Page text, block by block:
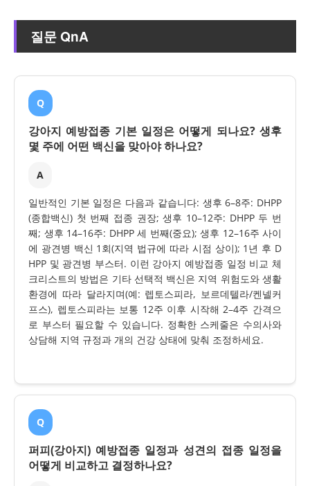
질문 QnA
Q
강아지 예방접종 기본 일정은 어떻게 되나요? 생후
몇 주에 어떤 백신을 맞아야 하나요?
A
일반적인 기본 일정은 다음과 같습니다: 생후 6–8주: DHPP
(종합백신) 첫 번째 접종 권장; 생후 10–12주: DHPP 두 번
째; 생후 14–16주: DHPP 세 번째(중요); 생후 12–16주 사이
에 광견병 백신 1회(지역 법규에 따라 시점 상이); 1년 후 D
HPP 및 광견병 부스터. 이런 강아지 예방접종 일정 비교 체
크리스트의 방법은 기타 선택적 백신은 지역 위험도와 생활
환경에 따라 달라지며(예: 렙토스피라, 보르데텔라/켄넬커
프스), 렙토스피라는 보통 12주 이후 시작해 2–4주 간격으
로 부스터 필요할 수 있습니다. 정확한 스케줄은 수의사와
상담해 지역 규정과 개의 건강 상태에 맞춰 조정하세요.
Q
퍼피(강아지) 예방접종 일정과 성견의 접종 일정을
어떻게 비교하고 결정하나요?